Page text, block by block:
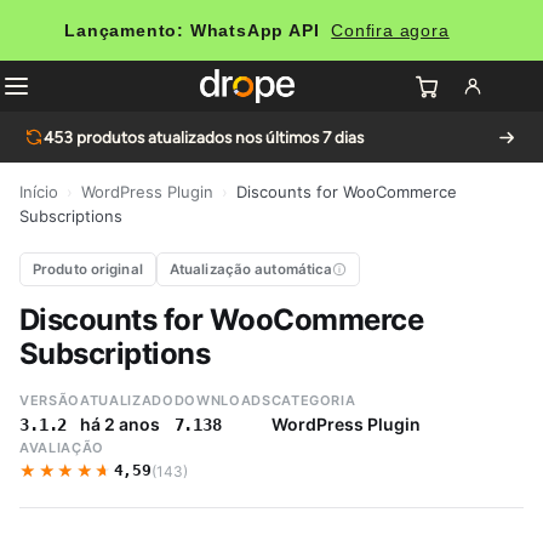
Lançamento: WhatsApp API Confira agora
453 produtos atualizados nos últimos 7 dias
Início WordPress Plugin
Discounts for WooCommerce
Subscriptions
Produto original Atualização automática
Discounts for WooCommerce
Subscriptions
VERSÃO
3.1.2
ATUALIZADO
há 2 anos
DOWNLOADS
7.138
CATEGORIA
WordPress Plugin
AVALIAÇÃO
★★★★★
★★★★★ 4,59(143)